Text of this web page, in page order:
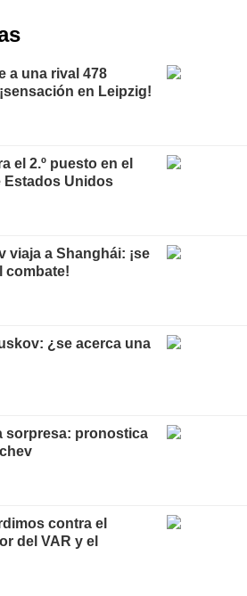
a una rival 478
en Leipzig!
el 2.º puesto en el
Estados Unidos
viaja a Shanghái: ¡se
combate!
¿se acerca una
sorpresa: pronostica
contra el
del VAR y el